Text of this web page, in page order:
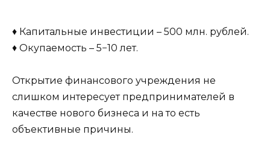
♦ Капитальные инвестиции – 500 млн. рублей.
♦ Окупаемость – 5−10 лет.
Открытие финансового учреждения не
слишком интересует предпринимателей в
качестве нового бизнеса и на то есть
объективные причины.